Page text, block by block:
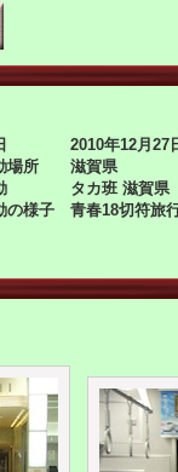
2010年12月27日
場所 滋賀県
タカ班 滋賀県
の様子 青春18切符旅